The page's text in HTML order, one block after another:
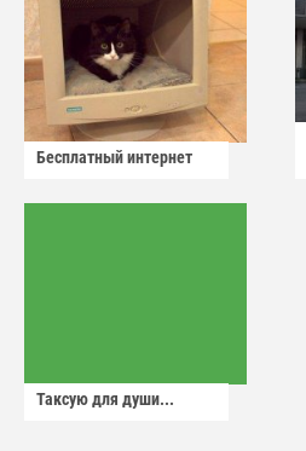
Бесплатный интернет
Таксую для души...